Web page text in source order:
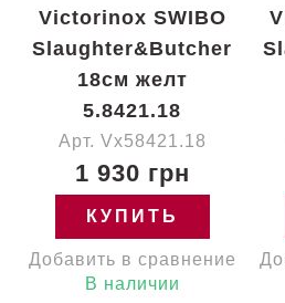
Victorinox SWIBO
Slaughter&Butcher
18см желт
5.8421.18
Арт. Vx58421.18
1 930 грн
КУПИТЬ
Добавить в сравнение
В наличии